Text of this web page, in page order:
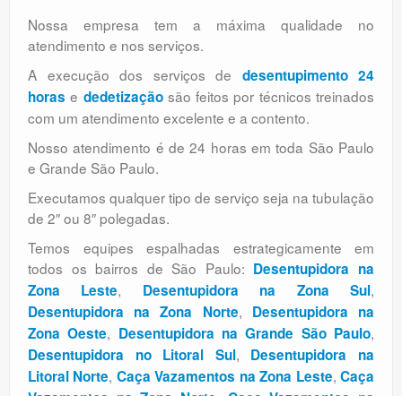
Nossa empresa tem a máxima qualidade no
atendimento e nos serviços.
A execução dos serviços de desentupimento 24
horas e dedetizaçãosão feitos por técnicos treinados
com um atendimento excelente e a contento.
Nosso atendimento é de 24 horas em toda São Paulo
e Grande São Paulo.
Executamos qualquer tipo de serviço seja na tubulação
de 2″ ou 8″ polegadas.
Temos equipes espalhadas estrategicamente em
todos os bairros de São Paulo: Desentupidora na
Zona Leste, Desentupidora na Zona Sul,
Desentupidora na Zona Norte, Desentupidora na
Zona Oeste, Desentupidora na Grande São Paulo,
Desentupidora no Litoral Sul, Desentupidora na
Litoral Norte, Caça Vazamentos na Zona Leste,Caça